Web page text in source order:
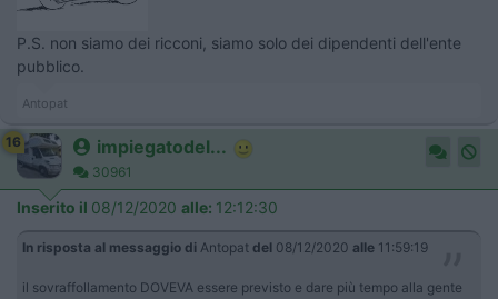
P.S. non siamo dei ricconi, siamo solo dei dipendenti dell'ente
pubblico.
Antopat
16 impiegatodel...
30961
Inserito il 08/12/2020 alle: 12:12:30
In risposta al messaggio di Antopat del 08/12/2020 alle 11:59:19
il sovraffollamento DOVEVA essere previsto e dare più tempo alla gente